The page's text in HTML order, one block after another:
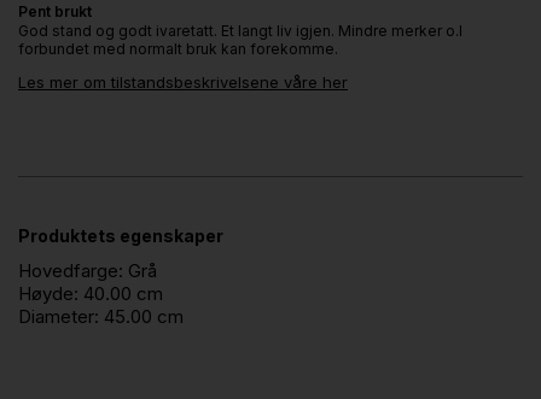
Pent brukt
God stand og godt ivaretatt. Et langt liv igjen. Mindre merker o.l
forbundet med normalt bruk kan forekomme.
Les mer om tilstandsbeskrivelsene våre her
Produktets egenskaper
Hovedfarge: Grå
Høyde: 40.00 cm
Diameter: 45.00 cm